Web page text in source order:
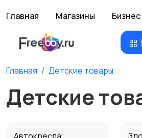
Главная Магазины
Главная Детские товары
Детские